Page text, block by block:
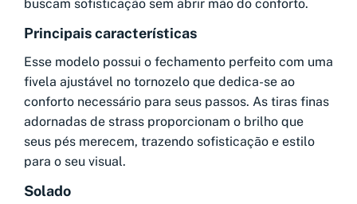
buscam sofisticação sem abrir mão do conforto.
Principais características
Esse modelo possui o fechamento perfeito com uma
fivela ajustável no tornozelo que dedica-se ao
conforto necessário para seus passos. As tiras finas
adornadas de strass proporcionam o brilho que
seus pés merecem, trazendo sofisticação e estilo
para o seu visual.
Solado